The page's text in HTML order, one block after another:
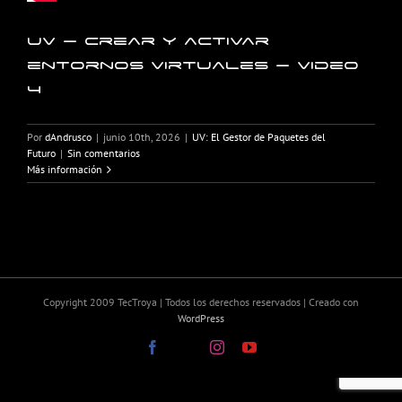
UV – Crear y activar
entornos virtuales – Video
4
Por dAndrusco | junio 10th, 2026 | UV: El Gestor de Paquetes del
Futuro | Sin comentarios
Más información
Copyright 2009 TecTroya | Todos los derechos reservados | Creado con
WordPress
Facebook InstagramYouTube